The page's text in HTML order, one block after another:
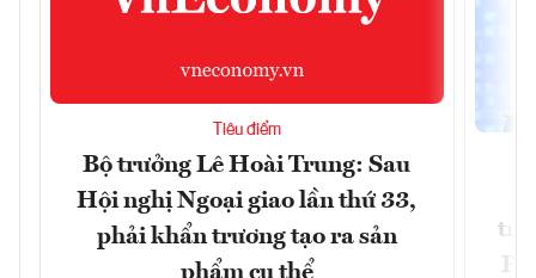
Tiêu điểm
Bộ trưởng Lê Hoài Trung: Sau
Hội nghị Ngoại giao lần thứ 33,
phải khẩn trương tạo ra sản
phẩm cụ thể